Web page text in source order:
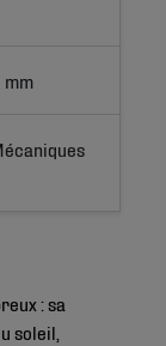
mm
: sa
soleil,